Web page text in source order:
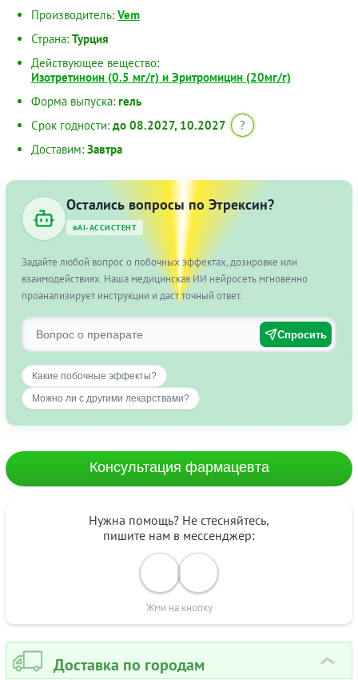
Производитель: Vem
Страна: Турция
Действующее вещество:
Изотретиноин (0.5 мг/г) и Эритромицин (20мг/г)
Форма выпуска: гель
Срок годности: до 08.2027, 10.2027
?
Доставим: Завтра
Остались вопросы по Этрексин?
AI-АССИСТЕНТ
Задайте любой вопрос о побочных эффектах, дозировке или
взаимодействиях. Наша медицинская ИИ нейросеть мгновенно
проанализирует инструкции и даст точный ответ.
Спросить
Какие побочные эффекты?
Можно ли с другими лекарствами?
Консультация фармацевта
Нужна помощь? Не стесняйтесь,
пишите нам в мессенджер:
Жми на кнопку
Доставка по городам ›